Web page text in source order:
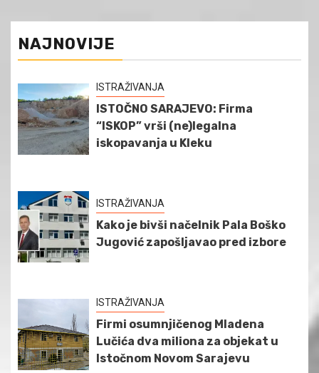
NAJNOVIJE
ISTRAŽIVANJA
ISTOČNO SARAJEVO: Firma
“ISKOP” vrši (ne)legalna
iskopavanja u Kleku
ISTRAŽIVANJA
Kako je bivši načelnik Pala Boško
Jugović zapošljavao pred izbore
ISTRAŽIVANJA
Firmi osumnjičenog Mladena
Lučića dva miliona za objekat u
Istočnom Novom Sarajevu